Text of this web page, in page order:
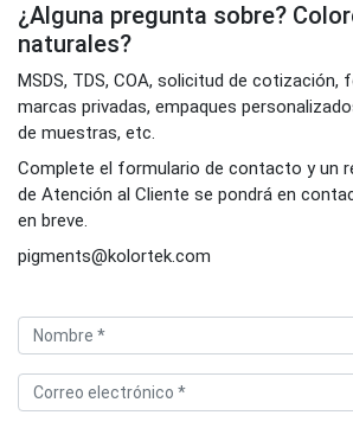
¿Alguna pregunta sobre?
naturales?
MSDS, TDS, COA, solicitud de cotización,
marcas privadas, empaques
de muestras, etc.
Complete el formulario de contacto y un
de Atención al Cliente se pondrá en
en breve.
pigments@kolortek.com